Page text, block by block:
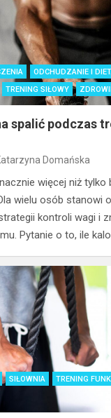
ODCHUDZANIE I
TRENING SIŁOWY
spalić podczas
Domańska
więcej niż tylko
wielu osób stanowi
kontroli wagi i
Pytanie o to, ile
SIŁOWNIA
TRENING